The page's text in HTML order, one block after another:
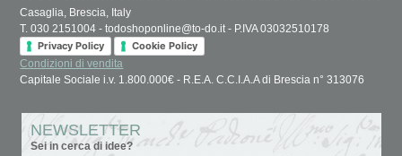
Casaglia, Brescia, Italy
T. 030 2151004 - todoshoponline@to-do.it - P.IVA 03032510178
Privacy Policy
Cookie Policy
Condizioni di vendita
Capitale Sociale i.v. 1.800.000€ - R.E.A. C.C.I.A.A di Brescia n° 313076
NEWSLETTER
Sei in cerca di idee?